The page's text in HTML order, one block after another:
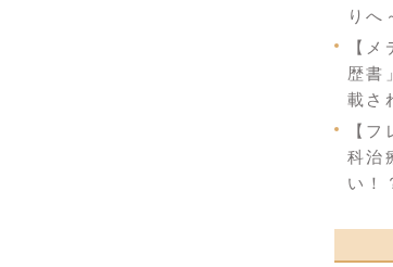
りへ
【
歴書
載さ
【
科治
い！